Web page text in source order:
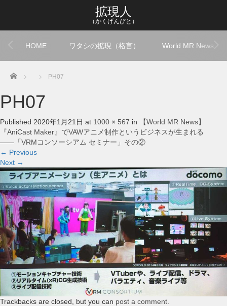
拡現人
（かくげんびと）
HOME ワタシの拡現（格言） World MR News
Home PH07
PH07
Published 2020年1月21日 at 1000 × 567 in
【World MR News】
『AniCast Maker』でVAWアニメ制作というビジネスが生まれる
――「VRMコンソーシアム セミナー」その②
← Previous
Next →
Trackbacks are closed, but you can post a comment